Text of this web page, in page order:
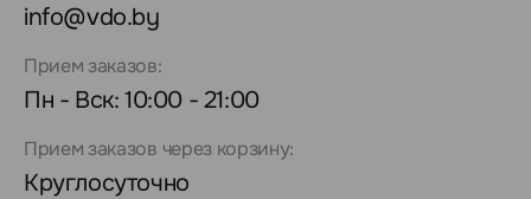
info@vdo.by
Прием заказов:
Пн - Вск: 10:00 - 21:00
Прием заказов через корзину:
Круглосуточно